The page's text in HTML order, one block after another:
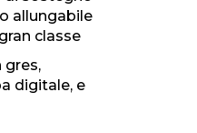
allungabile
classe
gres,
digitale, e